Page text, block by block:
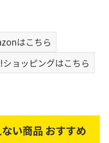
はこちら
ショッピングはこちら
い商品 おすすめ